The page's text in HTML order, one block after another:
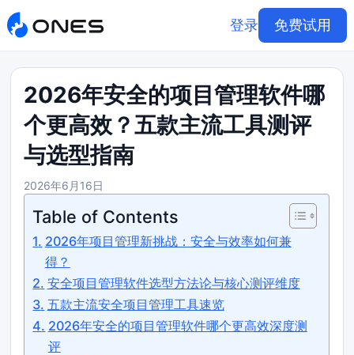
登录 免费试用
2026年安全的项目管理软件哪
个更高效？五款主流工具测评
与选型指南
2026年6月16日
Table of Contents
2026年项目管理新挑战：安全与效率如何兼
得？
安全项目管理软件选型方法论与核心测评维度
五款主流安全项目管理工具速览
2026年安全的项目管理软件哪个更高效深度测
评